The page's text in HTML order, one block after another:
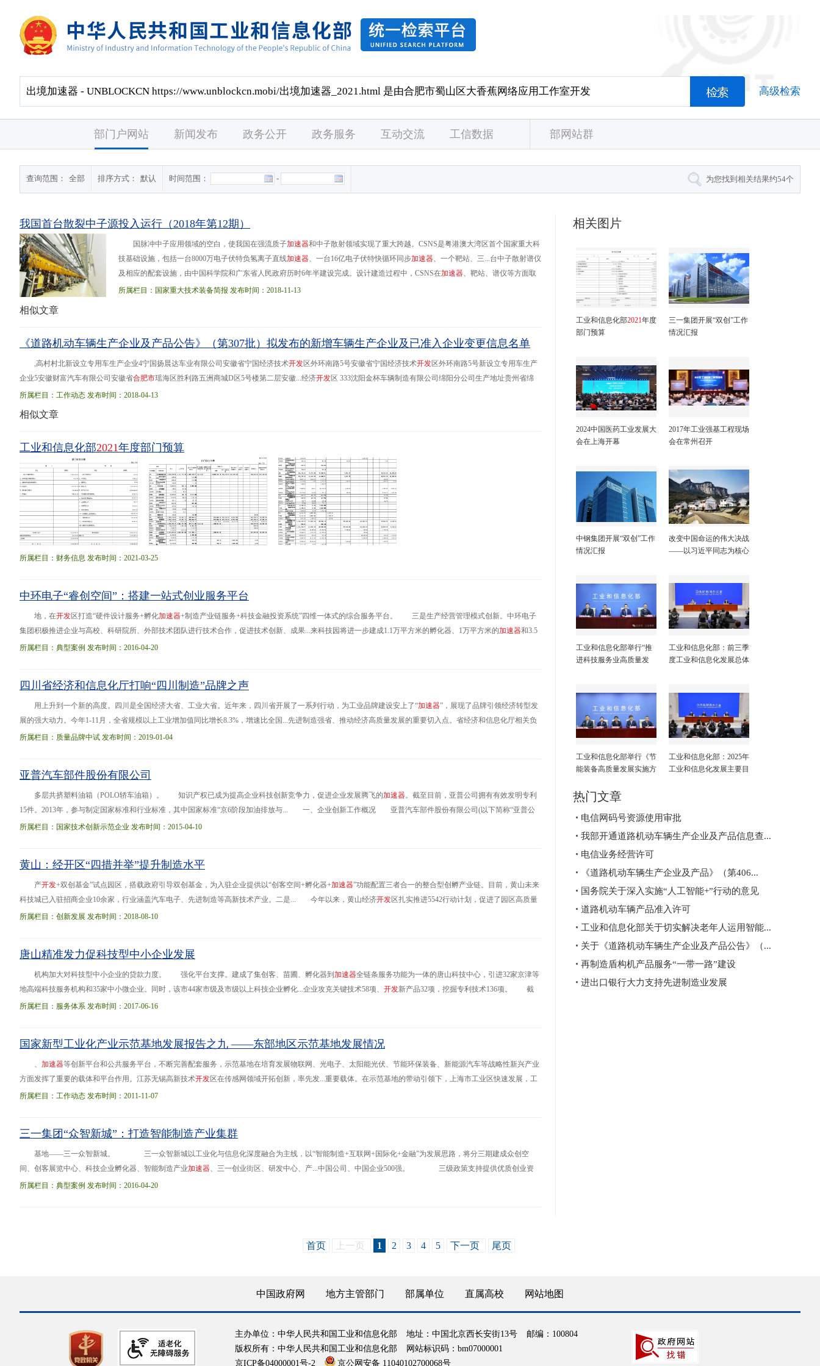
高级检索
部门户网站 新闻发布 政务公开 政务服务 互动交流 工信数据 部网站群
查询范围： 全部 排序方式： 默认 时间范围： - 为您找到相关结果约54个
我国首台散裂中子源投入运行（2018年第12期）
国脉冲中子应用领域的空白，使我国在强流质子加速器和中子散射领域实现了重大跨越。CSNS是粤港澳大湾区首个国家重大科
技基础设施，包括一台8000万电子伏特负氢离子直线加速器、一台16亿电子伏特快循环同步加速器、一个靶站、三...台中子散射谱仪
及相应的配套设施，由中国科学院和广东省人民政府历时6年半建设完成。设计建造过程中，CSNS在加速器、靶站、谱仪等方面取
得了一系列重大突破。如创新性地采用较低能量的直线 加
所属栏目：国家重大技术装备简报 发布时间：2018-11-13
相似文章
《道路机动车辆生产企业及产品公告》（第307批）拟发布的新增车辆生产企业及已准入企业变更信息名单
,高村村北新设立专用车生产企业4宁国扬晨达车业有限公司安徽省宁国经济技术开发区外环南路5号安徽省宁国经济技术开发区外环南路5号新设立专用车生产
企业5安徽财富汽车有限公司安徽省合肥市瑶海区胜利路五洲商城D区5号楼第二层安徽...经济开发区 333沈阳金杯车辆制造有限公司绵阳分公司生产地址贵州省绵
阳市游仙区仙人路二段六号四川省绵阳市安州区银河大道西段1号 455安徽安凯汽车股份有限公司注册地址安徽省
所属栏目：工作动态 发布时间：2018-04-13
相似文章
工业和信息化部2021年度部门预算
所属栏目：财务信息 发布时间：2021-03-25
中环电子“睿创空间”：搭建一站式创业服务平台
地，在开发区打造“硬件设计服务+孵化加速器+制造产业链服务+科技金融投资系统”四维一体式的综合服务平台。 三是生产经营管理模式创新。中环电子
集团积极推进企业与高校、科研院所、外部技术团队进行技术合作，促进技术创新、成果...来科技园将进一步建成1.1万平方米的孵化器、1万平方米的加速器和3.5
万平方米的产业化平台，一站式解决企业从初创、成长至壮大所需的空间、资金、平台和服务。天津中环智地孵化平台预计每年引进10~15家智能硬件类创业项目
所属栏目：典型案例 发布时间：2016-04-20
四川省经济和信息化厅打响“四川制造”品牌之声
用上升到一个新的高度。四川是全国经济大省、工业大省。近年来，四川省开展了一系列行动，为工业品牌建设安上了“加速器”，展现了品牌引领经济转型发
展的强大动力。今年1-11月，全省规模以上工业增加值同比增长8.3%，增速比全国...先进制造强省、推动经济高质量发展的重要切入点。省经济和信息化厅相关负
责人表示，四川省即将出台《“四川制造”品牌提升三年行动计划（2019-
所属栏目：质量品牌中试 发布时间：2019-01-04
亚普汽车部件股份有限公司
多层共挤塑料油箱（POLO轿车油箱）。 知识产权已成为提高企业科技创新竞争力，促进企业发展腾飞的加速器。截至目前，亚普公司拥有有效发明专利
15件。2013年，参与制定国家标准和行业标准，其中国家标准“京6阶段加油排放与... 一、企业创新工作概况 亚普汽车部件股份有限公司(以下简称“亚普公
司”)专业从事汽车塑料油箱系统开发、制造和销售，是国内最大、全球第三的汽车油箱系统制造集团化企业、国家高新技术企业、国家技术创新示范企业。亚普公
所属栏目：国家技术创新示范企业 发布时间：2015-04-10
黄山：经开区“四措并举”提升制造水平
产开发+双创基金”试点园区，搭载政府引导双创基金，为入驻企业提供以“创客空间+孵化器+加速器”功能配置三者合一的整合型创孵产业链。目前，黄山未来
科技城已入驻招商企业10余家，行业涵盖汽车电子、先进制造等高新技术产业。二是... 今年以来，黄山经济开发区扎实推进5542行动计划，促进了园区高质量
发展。1-6月，规上工业增加值同比增长21.6%；工业投资同比增长10%，其中工业技改投资同比增长363%；实现进出口4245.16万美元，同比增长
所属栏目：创新发展 发布时间：2018-08-10
唐山精准发力促科技型中小企业发展
机构加大对科技型中小企业的贷款力度。 强化平台支撑。建成了集创客、苗圃、孵化器到 加速器全链条服务功能为一体的唐山科技中心，引进32家京津等
地高端科技服务机构和35家中小微企业。同时，该市44家市级及市级以上科技企业孵化...企业攻克关键技术58项、 开发新产品32项，挖掘专利技术136项。 截
至去年年底，唐山市科技型中小企业由2013年的707家发展到3972家，连续三年实现倍增；科技小巨人企业从2013年的不足50家，发展到了294家，占
所属栏目：服务体系 发布时间：2017-06-16
国家新型工业化产业示范基地发展报告之九 ——东部地区示范基地发展情况
、 加速器等创新平台和公共服务平台，不断完善配套服务，示范基地在培育发展物联网、光电子、太阳能光伏、节能环保装备、新能源汽车等战略性新兴产业
方面发挥了重要的载体和平台作用。江苏无锡高新技术开发区在传感网领域开拓创新，率先发...重要载体。在示范基地的带动引领下，上海市工业区快速发展，工
业区工业总产值占上海市工业总产值的72.8%。以黑龙江为例，哈尔滨新型装备制造产业基地和大庆高新技术产业
所属栏目：工作动态 发布时间：2011-11-07
三一集团“众智新城”：打造智能制造产业集群
基地——三一众智新城。 三一众智新城以工业化与信息化深度融合为主线，以“智能制造+互联网+国际化+金融”为发展思路，将分三期建成众创空
间、创客展览中心、科技企业孵化器、智能制造产业加速器、三一创业街区、研发中心、产...中国公司、中国企业500强。 三级政策支持提供优质创业资
源服务 为推进制造业转型升级，积极应对工程机械产业的深度调整，进一步激发创新创业活力，三一集团积极响应国家“双创”战略，在湖南省、长沙市、
所属栏目：典型案例 发布时间：2016-04-20
相关图片
工业和信息化部2021年度
部门预算
三一集团开展“双创”工作
情况汇报
2024中国医药工业发展大
会在上海开幕
2017年工业强基工程现场
会在常州召开
中钢集团开展“双创”工作
情况汇报
改变中国命运的伟大决战
——以习近平同志为核心
工业和信息化部举行“推
进科技服务业高质量发
工业和信息化部：前三季
度工业和信息化发展总体
工业和信息化部举行《节
能装备高质量发展实施方
闻发布会
工业和信息化部：2025年
工业和信息化发展主要目
热门文章
电信网码号资源使用审批
我部开通道路机动车辆生产企业及产品信息查...
电信业务经营许可
《道路机动车辆生产企业及产品》（第406...
国务院关于深入实施“人工智能+”行动的意见
道路机动车辆产品准入许可
工业和信息化部关于切实解决老年人运用智能...
关于《道路机动车辆生产企业及产品公告》（...
再制造盾构机产品服务“一带一路”建设
进出口银行大力支持先进制造业发展
首页 上一页 1 2 3 4 5 下一页 尾页
中国政府网 地方主管部门 部属单位 直属高校 网站地图
主办单位：中华人民共和国工业和信息化部 地址：中国北京西长安街13号
邮编：100804
版权所有：中华人民共和国工业和信息化部
网站标识码：bm07000001
京ICP备04000001号-2
京公网安备 11040102700068号